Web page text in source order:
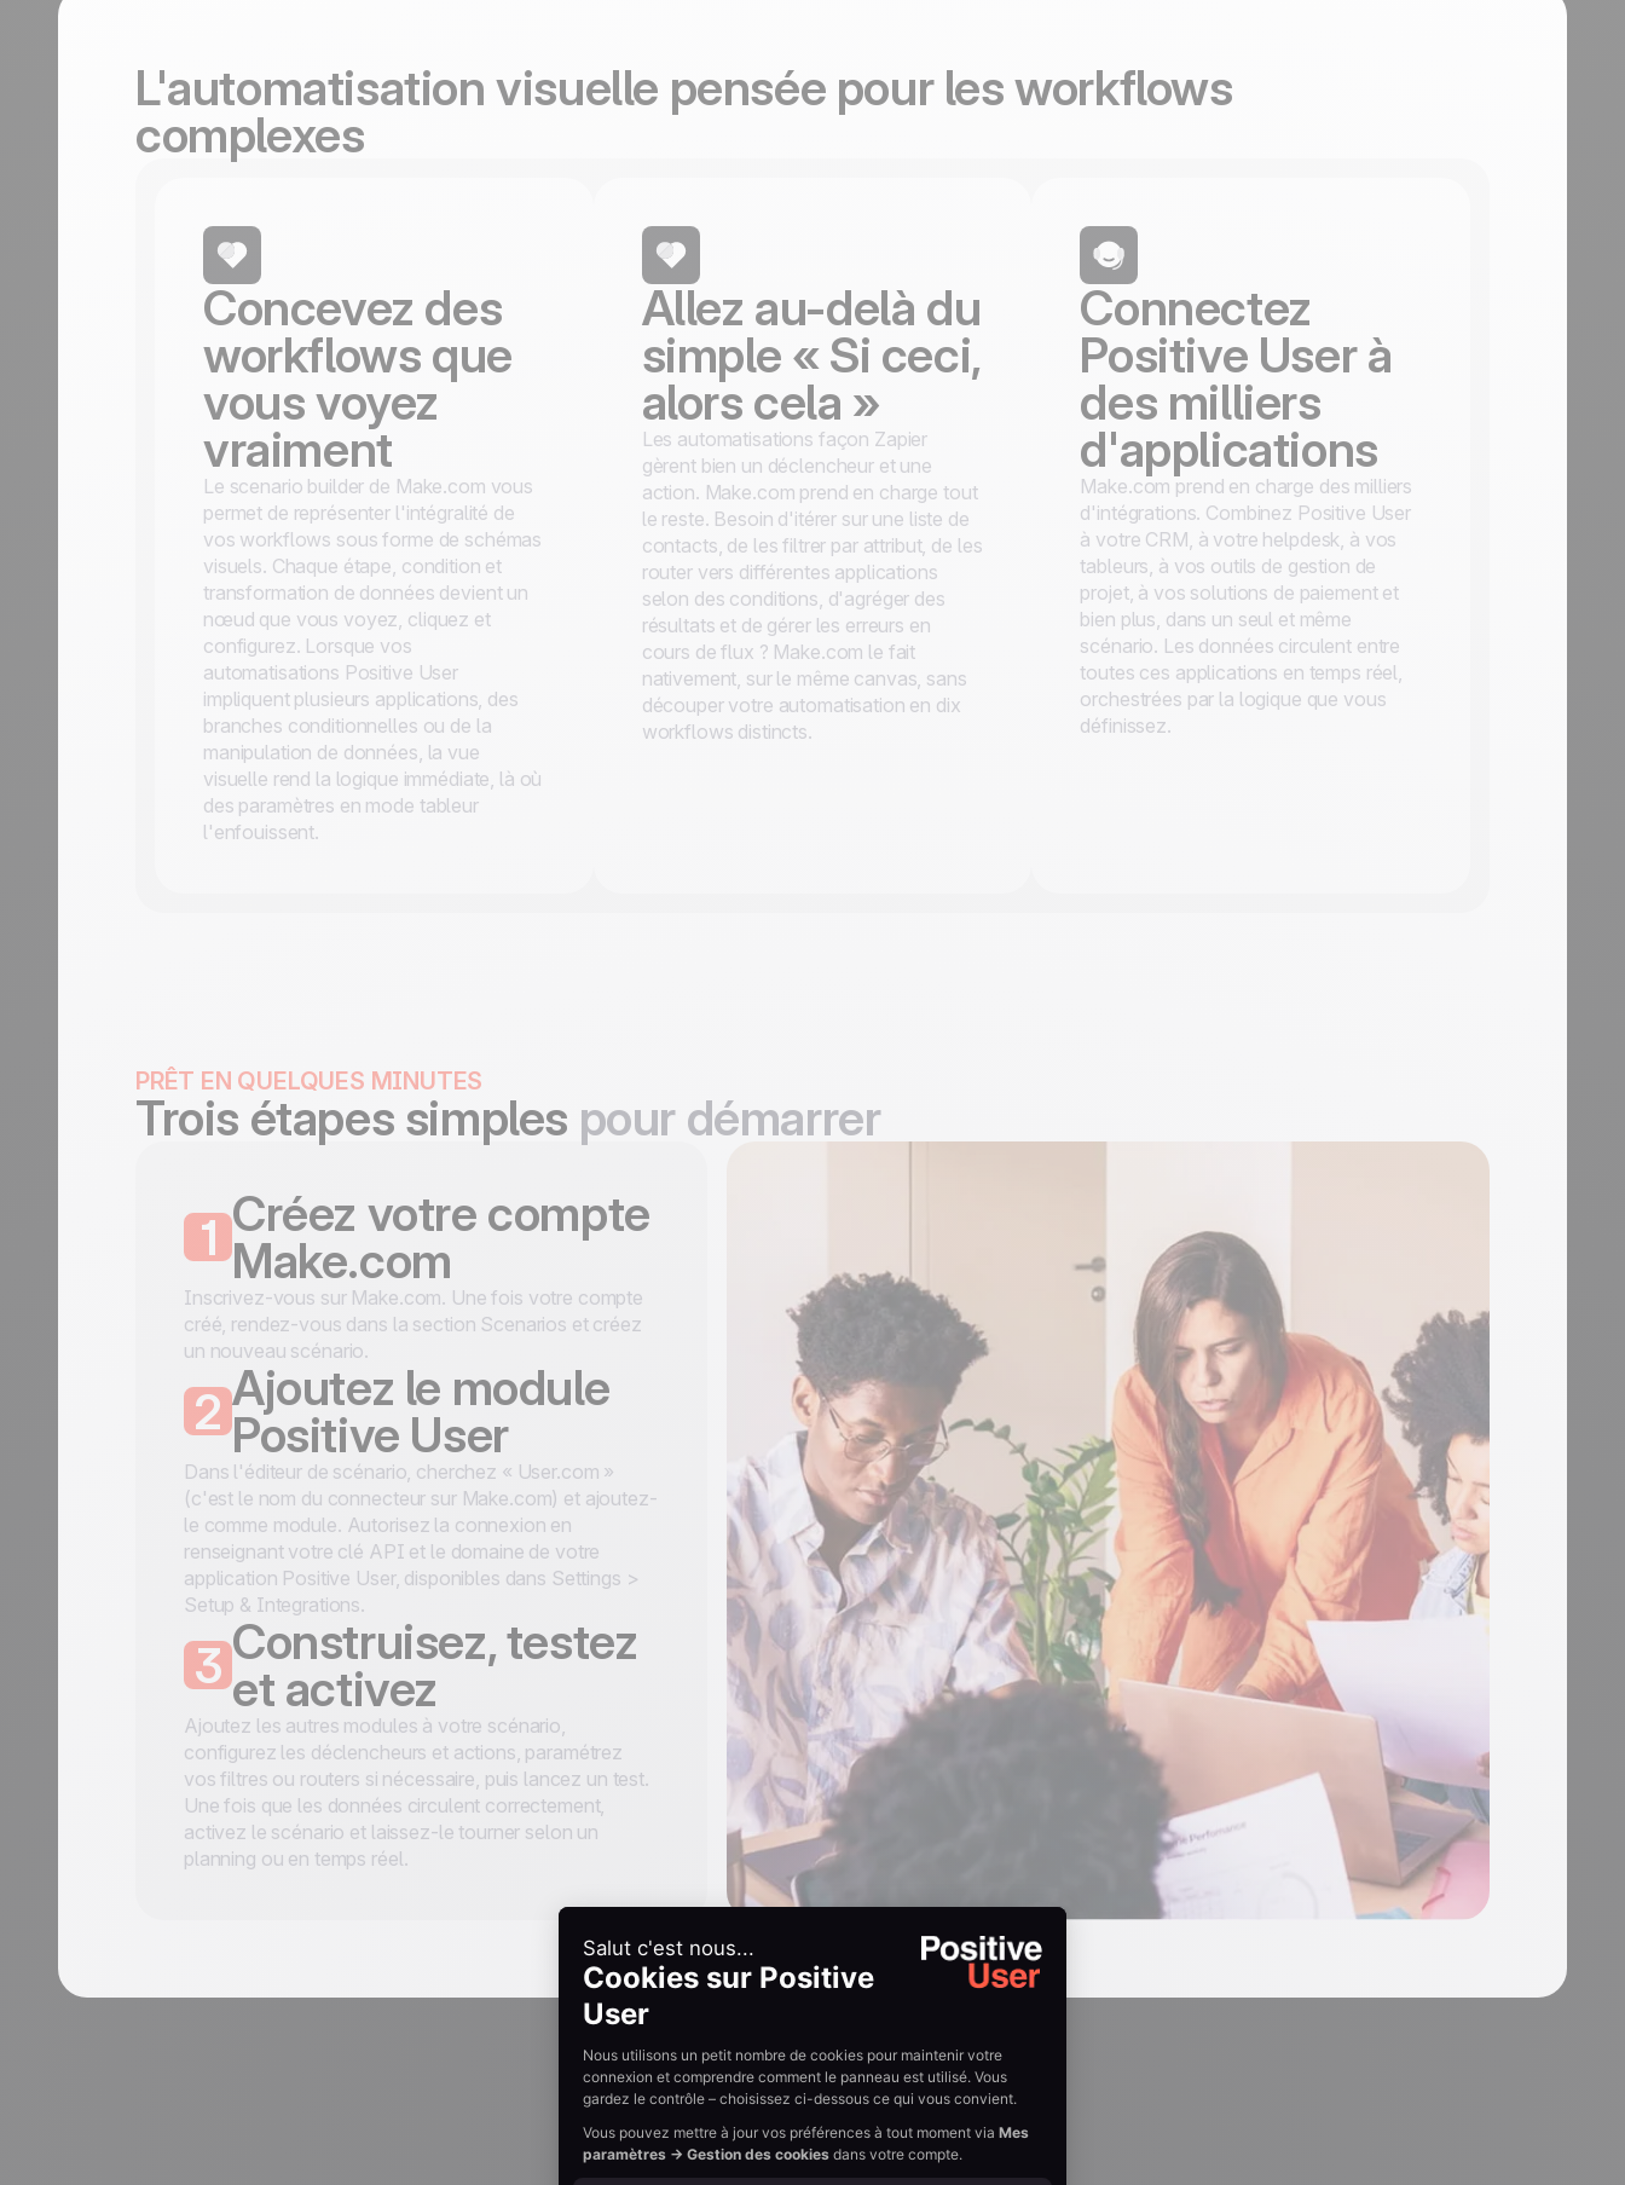
L'automatisation visuelle pensée pour les workflows
complexes
Concevez des
workflows que
vous voyez
vraiment
Le scenario builder de Make.com vous
permet de représenter l'intégralité de
vos workflows sous forme de schémas
visuels. Chaque étape, condition et
transformation de données devient un
nœud que vous voyez, cliquez et
configurez. Lorsque vos
automatisations Positive User
impliquent plusieurs applications, des
branches conditionnelles ou de la
manipulation de données, la vue
visuelle rend la logique immédiate, là où
des paramètres en mode tableur
l'enfouissent.
Allez au-delà du
simple « Si ceci,
alors cela »
Les automatisations façon Zapier
gèrent bien un déclencheur et une
action. Make.com prend en charge tout
le reste. Besoin d'itérer sur une liste de
contacts, de les filtrer par attribut, de les
router vers différentes applications
selon des conditions, d'agréger des
résultats et de gérer les erreurs en
cours de flux ? Make.com le fait
nativement, sur le même canvas, sans
découper votre automatisation en dix
workflows distincts.
Connectez
Positive User à
des milliers
d'applications
Make.com prend en charge des milliers
d'intégrations. Combinez Positive User
à votre CRM, à votre helpdesk, à vos
tableurs, à vos outils de gestion de
projet, à vos solutions de paiement et
bien plus, dans un seul et même
scénario. Les données circulent entre
toutes ces applications en temps réel,
orchestrées par la logique que vous
définissez.
PRÊT EN QUELQUES MINUTES
Trois étapes simples pour démarrer
1 Créez votre compte
Make.com
Inscrivez-vous sur Make.com. Une fois votre compte
créé, rendez-vous dans la section Scenarios et créez
un nouveau scénario.
2 Ajoutez le module
Positive User
Dans l'éditeur de scénario, cherchez « User.com »
(c'est le nom du connecteur sur Make.com) et ajoutez-
le comme module. Autorisez la connexion en
renseignant votre clé API et le domaine de votre
application Positive User, disponibles dans Settings >
Setup & Integrations.
3 Construisez, testez
et activez
Ajoutez les autres modules à votre scénario,
configurez les déclencheurs et actions, paramétrez
vos filtres ou routers si nécessaire, puis lancez un test.
Une fois que les données circulent correctement,
activez le scénario et laissez-le tourner selon un
planning ou en temps réel.